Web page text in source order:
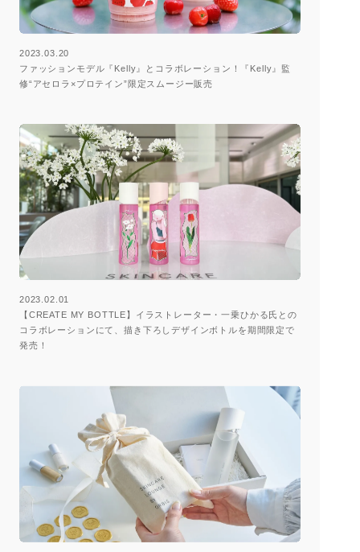
2023.03.20
ファッションモデル『Kelly』とコラボレーション！『Kelly』監
修“アセロラ×プロテイン”限定スムージー販売
2023.02.01
【CREATE MY BOTTLE】イラストレーター・一乗ひかる氏との
コラボレーションにて、描き下ろしデザインボトルを期間限定で
発売！